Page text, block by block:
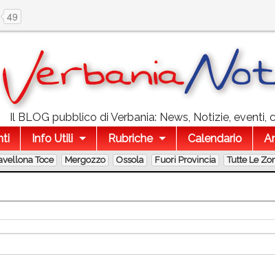
49
Il BLOG pubblico di Verbania: News, Notizie, eventi,
Info Utili Rubriche Calendario
Toce Mergozzo Ossola Fuori Provincia Tutte Le